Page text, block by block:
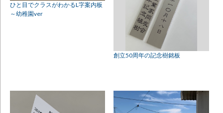
ひと目でクラスがわかるL字案内板
～幼稚園ver
創立50周年の記念樹銘板